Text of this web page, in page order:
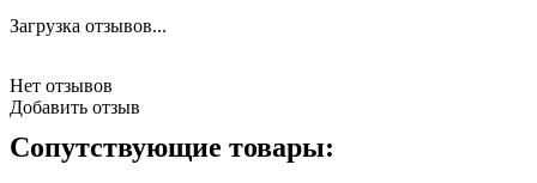
Загрузка отзывов...
Нет отзывов
Добавить отзыв
Сопутствующие товары: